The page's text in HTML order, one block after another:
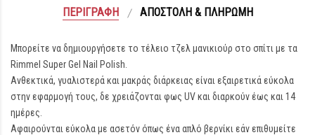
ΠΕΡΙΓΡΑΦΉ ΑΠΟΣΤΟΛΉ & ΠΛΗΡΩΜΉ
Μπορείτε να δημιουργήσετε το τέλειο τζελ μανικιούρ στο σπίτι με τα
Rimmel Super Gel Nail Polish.
Ανθεκτικά, γυαλιστερά και μακράς διάρκειας είναι εξαιρετικά εύκολα
στην εφαρμογή τους, δε χρειάζονται φως UV και διαρκούν έως και 14
ημέρες.
Αφαιρούνται εύκολα με ασετόν όπως ένα απλό βερνίκι εάν επιθυμείτε